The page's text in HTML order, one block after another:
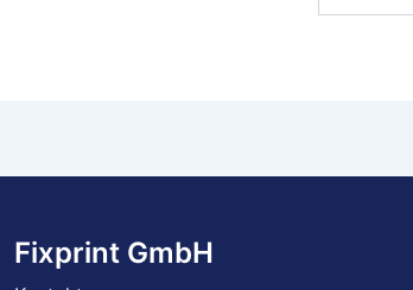
Menge
Fixprint GmbH